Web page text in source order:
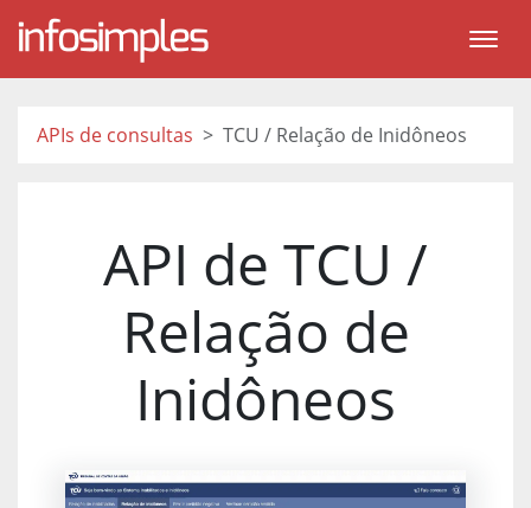
APIs de consultas TCU / Relação de Inidôneos
API de TCU /
Relação de
Inidôneos